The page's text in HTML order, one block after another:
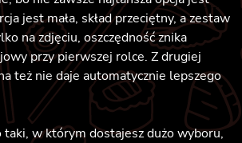
jest mała, skład przeciętny, a zestaw
na zdjęciu, oszczędność znika
przy pierwszej rolce. Z drugiej
też nie daje automatycznie lepszego
taki, w którym dostajesz dużo wyboru,